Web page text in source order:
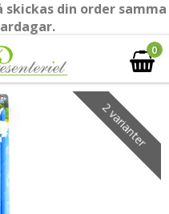
skickas din order samma
0
2 varianter